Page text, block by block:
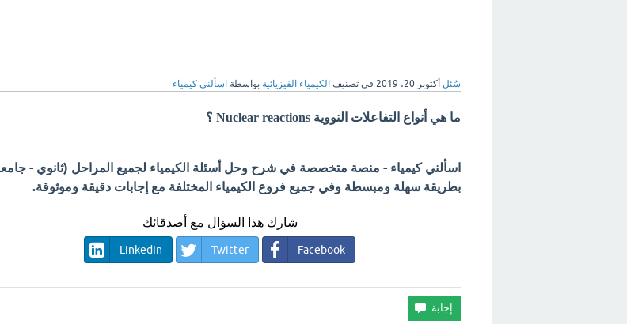
سُئل أكتوبر 20، 2019 في تصنيف الكيمياء الفيزيائية بواسطة اسألنى كيمياء
ما هي أنواع التفاعلات النووية Nuclear reactions ؟
اسألني كيمياء - منصة متخصصة في شرح وحل أسئلة الكيمياء لجميع المراحل (ثانوي -
بطريقة سهلة ومبسطة وفي جميع فروع الكيمياء المختلفة مع إجابات دقيقة وموثوقة.
شارك هذا السؤال مع أصدقائك
Facebook
Twitter
LinkedIn